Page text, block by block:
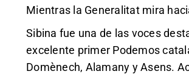
Mientras la Generalitat mira
Sibina fue una de las voces
excelente primer Podemos
Domènech, Alamany y Asens.